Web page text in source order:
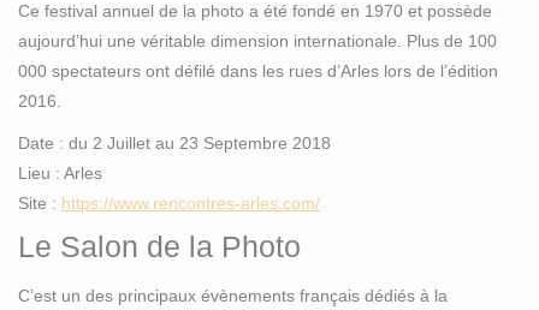
Ce festival annuel de la photo a été fondé en 1970 et possède
aujourd’hui une véritable dimension internationale. Plus de 100
000 spectateurs ont défilé dans les rues d’Arles lors de l’édition
2016.
Date : du 2 Juillet au 23 Septembre 2018
Lieu : Arles
Site : https://www.rencontres-arles.com/
Le Salon de la Photo
C’est un des principaux évènements français dédiés à la